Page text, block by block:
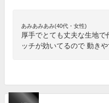
あみあみあみ(40代・女性)
厚手でとても丈夫な生地
ッチが効いてるので 動き